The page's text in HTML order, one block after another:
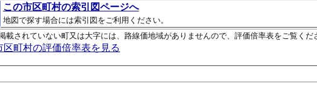
この市区町村の索引図ページへ
地図で探す場合には索引図をご利用ください。
載されていない町又は大字には、路線価地域がありませんので、評価倍率表をご覧くだ
区町村の評価倍率表を見る